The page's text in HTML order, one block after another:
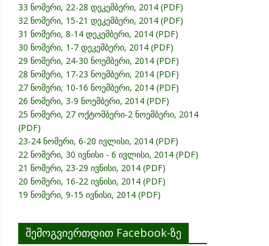
33 ნომერი, 22-28 დეკემბერი, 2014 (PDF)
32 ნომერი, 15-21 დეკემბერი, 2014 (PDF)
31 ნომერი, 8-14 დეკემბერი, 2014 (PDF)
30 ნომერი, 1-7 დეკემბერი, 2014 (PDF)
29 ნომერი, 24-30 ნოემბერი, 2014 (PDF)
28 ნომერი, 17-23 ნოემბერი, 2014 (PDF)
27 ნომერი, 10-16 ნოემბერი, 2014 (PDF)
26 ნომერი, 3-9 ნოემბერი, 2014 (PDF)
25 ნომერი, 27 ოქტომბერი-2 ნოემბერი, 2014
(PDF)
23-24 ნომერი, 6-20 ივლისი, 2014 (PDF)
22 ნომერი, 30 ივნისი - 6 ივლისი, 2014 (PDF)
21 ნომერი, 23-29 ივნისი, 2014 (PDF)
20 ნომერი, 16-22 ივნისი, 2014 (PDF)
19 ნომერი, 9-15 ივნისი, 2014 (PDF)
შემოგვიერთდით Facebook-ზე